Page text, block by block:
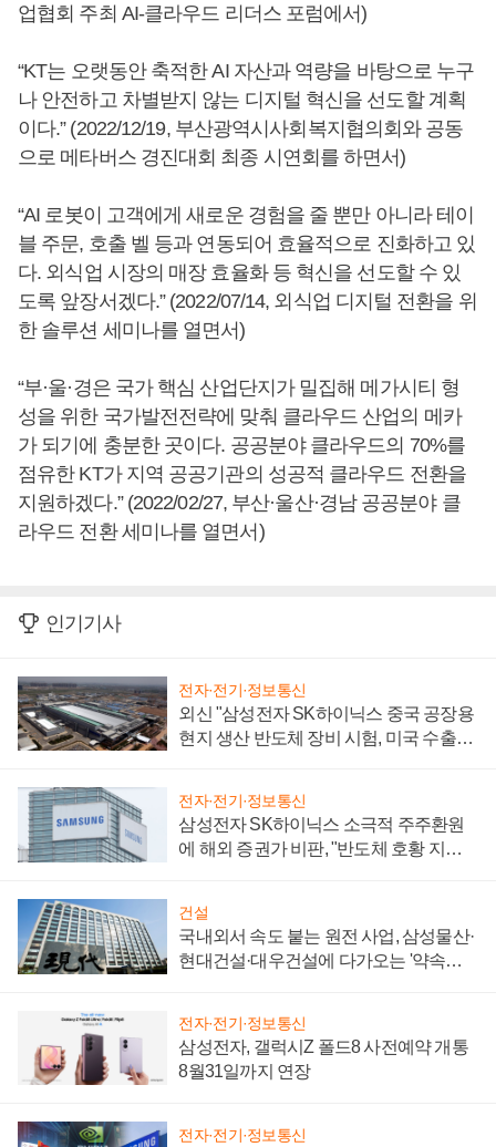
업협회 주최 AI-클라우드 리더스 포럼에서)
“KT는 오랫동안 축적한 AI 자산과 역량을 바탕으로 누구
나 안전하고 차별받지 않는 디지털 혁신을 선도할 계획
이다.” (2022/12/19, 부산광역시사회복지협의회와 공동
으로 메타버스 경진대회 최종 시연회를 하면서)
“AI 로봇이 고객에게 새로운 경험을 줄 뿐만 아니라 테이
블 주문, 호출 벨 등과 연동되어 효율적으로 진화하고 있
다. 외식업 시장의 매장 효율화 등 혁신을 선도할 수 있
도록 앞장서겠다.” (2022/07/14, 외식업 디지털 전환을 위
한 솔루션 세미나를 열면서)
“부·울·경은 국가 핵심 산업단지가 밀집해 메가시티 형
성을 위한 국가발전전략에 맞춰 클라우드 산업의 메카
가 되기에 충분한 곳이다. 공공분야 클라우드의 70%를
점유한 KT가 지역 공공기관의 성공적 클라우드 전환을
지원하겠다.” (2022/02/27, 부산·울산·경남 공공분야 클
라우드 전환 세미나를 열면서)
인기기사
전자·전기·정보통신
외신 "삼성전자 SK하이닉스 중국 공장용
현지 생산 반도체 장비 시험, 미국 수출통
전자·전기·정보통신
삼성전자 SK하이닉스 소극적 주주환원
에 해외 증권가 비판, "반도체 호황 지속
건설
국내외서 속도 붙는 원전 사업, 삼성물산·
현대건설·대우건설에 다가오는 '약속의
전자·전기·정보통신
삼성전자, 갤럭시Z 폴드8 사전예약 개통
8월31일까지 연장
전자·전기·정보통신